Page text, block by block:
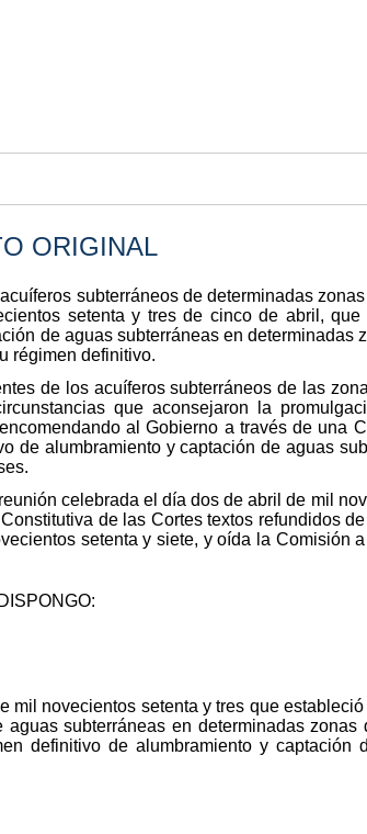
ORIGINAL
subterráneos de determinadas
setenta y tres de cinco de abril,
de aguas subterráneas en determinadas
régimen definitivo.
de los acuíferos subterráneos de las
que aconsejaron la
al Gobierno a través de una
de alumbramiento y captación de aguas
celebrada el día dos de abril de mil
de las Cortes textos refundidos
setenta y siete, y oída la Comisión
DISPONGO:
novecientos setenta y tres que
subterráneas en determinadas
definitivo de alumbramiento y captación